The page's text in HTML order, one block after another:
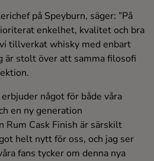
på Speyburn, säger: ”På
enkelhet, kvalitet och bra
tillverkat whisky med enbart
är stolt över att samma filosofi
något för både våra
en ny generation
Rum Cask Finish är särskilt
helt nytt för oss, och jag ser
fans tycker om denna nya